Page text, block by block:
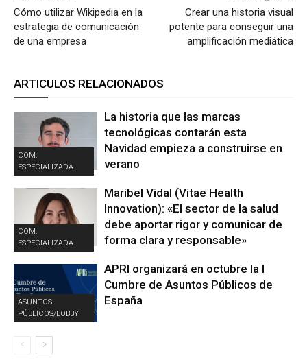
Cómo utilizar Wikipedia en la
estrategia de comunicación
de una empresa
Crear una historia visual
potente para conseguir una
amplificación mediática
ARTICULOS RELACIONADOS
COM.
ESPECIALIZADA
La historia que las marcas
tecnológicas contarán esta
Navidad empieza a construirse en
verano
COM.
ESPECIALIZADA
Maribel Vidal (Vitae Health
Innovation): «El sector de la salud
debe aportar rigor y comunicar de
forma clara y responsable»
ASUNTOS
PÚBLICOS/LOBBY
APRI organizará en octubre la I
Cumbre de Asuntos Públicos de
España